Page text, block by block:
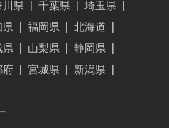
川県 千葉県 埼玉県
県 福岡県 北海道
県 山梨県 静岡県
府 宮城県 新潟県